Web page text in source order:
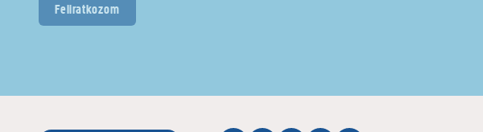
Feliratkozom